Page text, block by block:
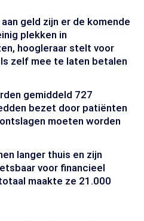
geld zijn er de komende
plekken in
hoogleraar stelt voor
zelf mee te laten betalen
gemiddeld 727
bezet door patiënten
moeten worden
langer thuis en zijn
voor financieel
maakte ze 21.000